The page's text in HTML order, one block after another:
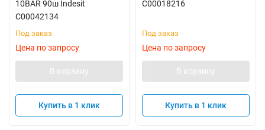
10BAR 90ш Indesit
C00042134
Под заказ
Цена по запросу
В корзину
Купить в 1 клик
C00018216
Под заказ
Цена по запросу
В корзину
Купить в 1 клик